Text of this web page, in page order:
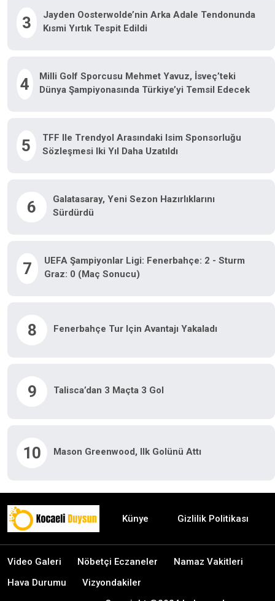
3
Jayden Oosterwolde’nin Arka Adale Tendonunda
Kısmi Yırtık Tespit Edildi
4
Milli Golf Sporcusu Mehmet Yavuz, İsveç’teki
Dünya Şampiyonasında Türkiye’yi Temsil Edecek
5
TFF Ile Trendyol Arasındaki Isim Sponsorluğu
Sözleşmesi Iki Yıl Daha Uzatıldı
6
Galatasaray, Yeni Sezon Hazırlıklarını
Sürdürdü
7
UEFA Şampiyonlar Ligi: Fenerbahçe: 2 - Sturm
Graz: 0 (Maç Sonucu)
8 Fenerbahçe Tur Için Avantajı Yakaladı
9 Talisca’dan 3 Maçta 3 Gol
10 Mason Greenwood, Ilk Golünü Attı
Künye Gizlilik Politikası
Video Galeri Nöbetçi Eczaneler
Namaz Vakitleri
Hava Durumu
Vizyondakiler